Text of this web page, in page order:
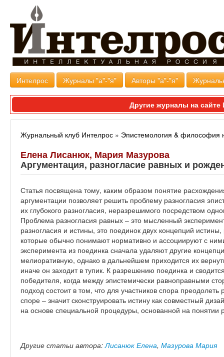
Интелрос Журналы "а"-"я" Авторы "а"-"я"
Другие журналы на
Журнальный клуб Интелрос » Эпистемология & философия
Елена Лисанюк, Мария Мазурова
Аргументация, разногласие равных и
Статья посвящена тому, каким образом понятие
аргументации позволяет решить проблему разногласия
их глубокого разногласия, неразрешимого посредством
Проблема разногласия равных – это мысленный
разногласия и истины, это поединок двух концепций
которые обычно понимают нормативно и ассоциируют с
эксперимента из поединка сначала удаляют другие
мелиоративную, однако в дальнейшем приходится их
иначе он заходит в тупик. К разрешению поединка и
победителя, когда между эпистемически равноправными
подход состоит в том, что для участников спора
споре – значит сконструировать истину как совместный
на основе специальной процедуры, основанной на понятии
Другие статьи автора:Лисанюк Елена, Мазурова Мария